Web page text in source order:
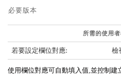
必要版本
所需的使用
若要設定欄位對應: 檢
使用欄位對應可自動填入值,並控制建